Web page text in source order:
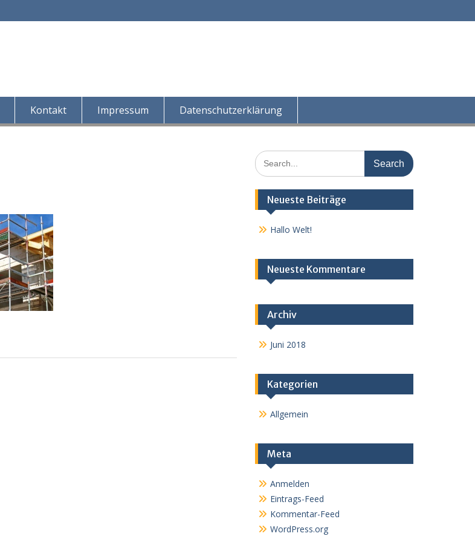
Kontakt Impressum Datenschutzerklärung
Search
for:
Neueste Beiträge
Hallo Welt!
Neueste Kommentare
Archiv
Juni 2018
Kategorien
Allgemein
Meta
Anmelden
Eintrags-Feed
Kommentar-Feed
WordPress.org